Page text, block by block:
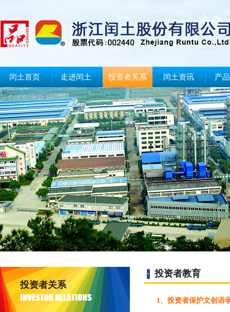
闰土首页 走进闰土 投资者关系 闰土资讯 产
投资者关系
投资者教育
1、投资者保护文创语